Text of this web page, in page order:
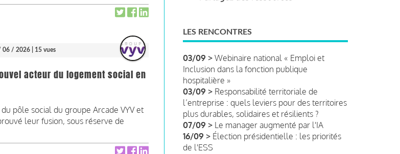
06 / 2026 | 15 vues
acteur du logement social en
pôle social du groupe Arcade VYV et
leur fusion, sous réserve de
LES RENCONTRES
03/09 > Webinaire national « Emploi et
Inclusion dans la fonction publique
hospitalière »
03/09 > Responsabilité territoriale de
l’entreprise : quels leviers pour des territoires
plus durables, solidaires et résilients ?
07/09 > Le manager augmenté par l'IA
16/09 > Élection présidentielle : les priorités
de l'ESS